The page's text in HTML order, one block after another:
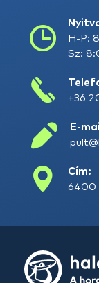
H-P:
Sz:
+36
E-
Cím:
6400